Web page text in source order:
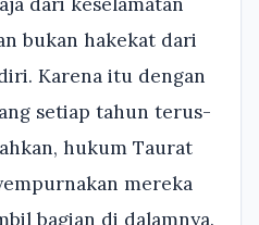
bukan hakekat dari
Karena itu dengan
setiap tahun terus-
hukum Taurat
mereka
bagian di dalamnya.